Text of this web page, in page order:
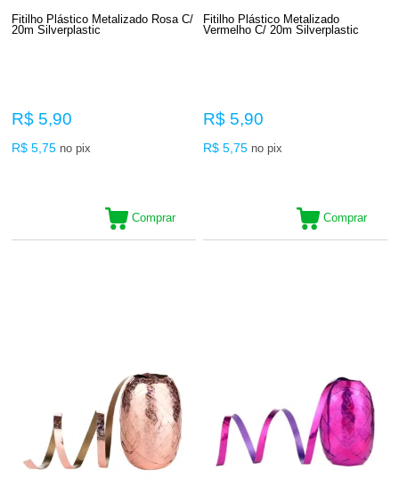
Fitilho Plástico Metalizado Rosa C/
20m Silverplastic
R$ 5,90
R$ 5,75 no pix
Comprar
Fitilho Plástico Metalizado
Vermelho C/ 20m Silverplastic
R$ 5,90
R$ 5,75 no pix
Comprar